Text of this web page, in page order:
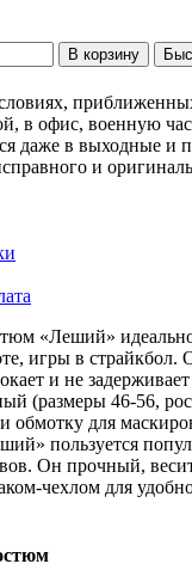
В корзину
в офис, военную
даже в выходные и
и
«Леший»
игры в страйкбол.
и не
(размеры 46-56,
обмотку для
пользуется
Он прочный,
чехлом для